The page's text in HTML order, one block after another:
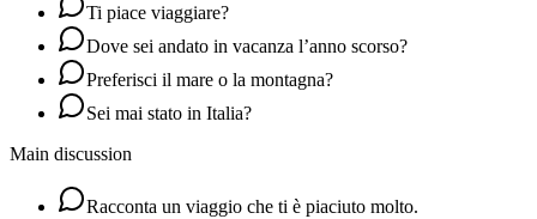
Ti piace viaggiare?
Dove sei andato in vacanza l’anno scorso?
Preferisci il mare o la montagna?
Sei mai stato in Italia?
Main discussion
Racconta un viaggio che ti è piaciuto molto.